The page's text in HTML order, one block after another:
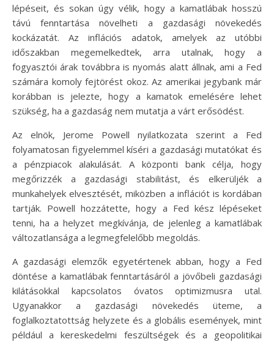
lépéseit, és sokan úgy vélik, hogy a kamatlábak hosszú
távú fenntartása növelheti a gazdasági növekedés
kockázatát. Az inflációs adatok, amelyek az utóbbi
időszakban megemelkedtek, arra utalnak, hogy a
fogyasztói árak továbbra is nyomás alatt állnak, ami a Fed
számára komoly fejtörést okoz. Az amerikai jegybank már
korábban is jelezte, hogy a kamatok emelésére lehet
szükség, ha a gazdaság nem mutatja a várt erősödést.
Az elnök, Jerome Powell nyilatkozata szerint a Fed
folyamatosan figyelemmel kíséri a gazdasági mutatókat és
a pénzpiacok alakulását. A központi bank célja, hogy
megőrizzék a gazdasági stabilitást, és elkerüljék a
munkahelyek elvesztését, miközben a inflációt is kordában
tartják. Powell hozzátette, hogy a Fed kész lépéseket
tenni, ha a helyzet megkívánja, de jelenleg a kamatlábak
változatlansága a legmegfelelőbb megoldás.
A gazdasági elemzők egyetértenek abban, hogy a Fed
döntése a kamatlábak fenntartásáról a jövőbeli gazdasági
kilátásokkal kapcsolatos óvatos optimizmusra utal.
Ugyanakkor a gazdasági növekedés üteme, a
foglalkoztatottság helyzete és a globális események, mint
például a kereskedelmi feszültségek és a geopolitikai